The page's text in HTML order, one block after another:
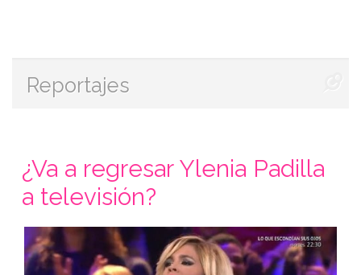
Reportajes
¿Va a regresar Ylenia Padilla
a televisión?